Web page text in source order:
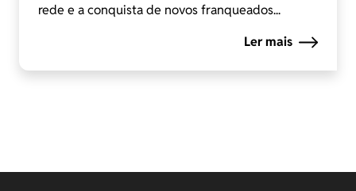
rede e a conquista de novos franqueados...
Ler mais